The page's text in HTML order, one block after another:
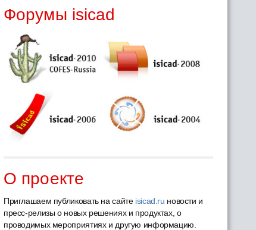
Форумы isicad
О проекте
Приглашаем публиковать на сайте isicad.ru новости и
пресс-релизы о новых решениях и продуктах, о
проводимых мероприятиях и другую информацию.